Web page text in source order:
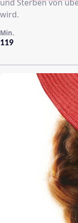
und Sterben von
wird.
119
Min.